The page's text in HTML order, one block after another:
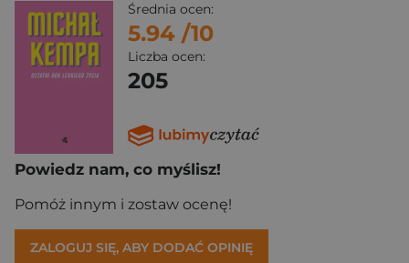
Średnia ocen:
5.94 /10
Liczba ocen:
205
Powiedz nam, co myślisz!
Pomóż innym i zostaw ocenę!
ZALOGUJ SIĘ, ABY DODAĆ OPINIĘ